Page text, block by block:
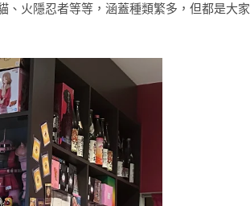
、火隱忍者等等，涵蓋種類繁多，但都是大家